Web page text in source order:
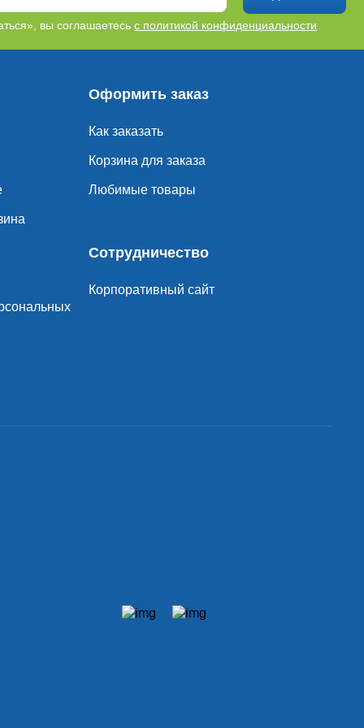
вы соглашаетесь с политикой конфиденциальности
Оформить заказ
Как заказать
Корзина для заказа
Любимые товары
Сотрудничество
Корпоративный сайт